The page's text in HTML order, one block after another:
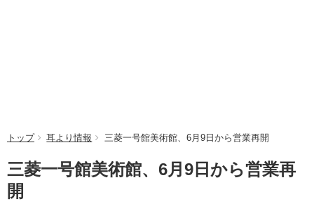
トップ 耳より情報 三菱一号館美術館、6月9日から営業再開
三菱一号館美術館、6月9日から営業再
開